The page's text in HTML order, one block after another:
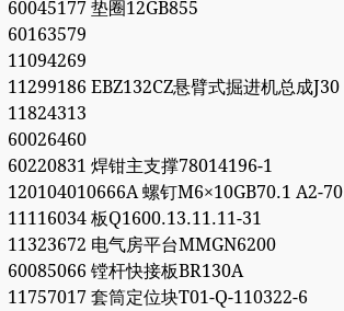
60045177 垫圈12GB855
60163579
11094269
11299186 EBZ132CZ悬臂式掘进机总成J30
11824313
60026460
60220831 焊钳主支撑78014196-1
120104010666A 螺钉M6×10GB70.1 A2-70
11116034 板Q1600.13.11.11-31
11323672 电气房平台MMGN6200
60085066 镗杆快接板BR130A
11757017 套筒定位块T01-Q-110322-6